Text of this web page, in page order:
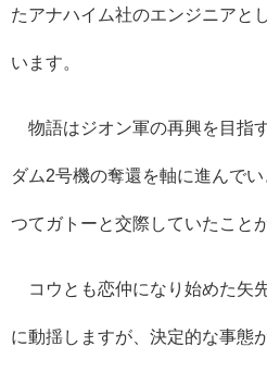
たアナハイム社のエンジニアと
います。
物語はジオン軍の再興を目指
ダム2号機の奪還を軸に進んで
つてガトーと交際していたこと
コウとも恋仲になり始めた矢
に動揺しますが、決定的な事態